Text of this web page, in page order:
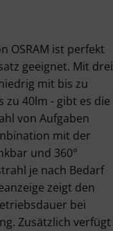
OSRAM ist perfekt
geeignet. Mit drei
mit bis zu
40lm - gibt es die
von Aufgaben
mit der
und 360°
je nach Bedarf
zeigt den
bei
Zusätzlich verfügt